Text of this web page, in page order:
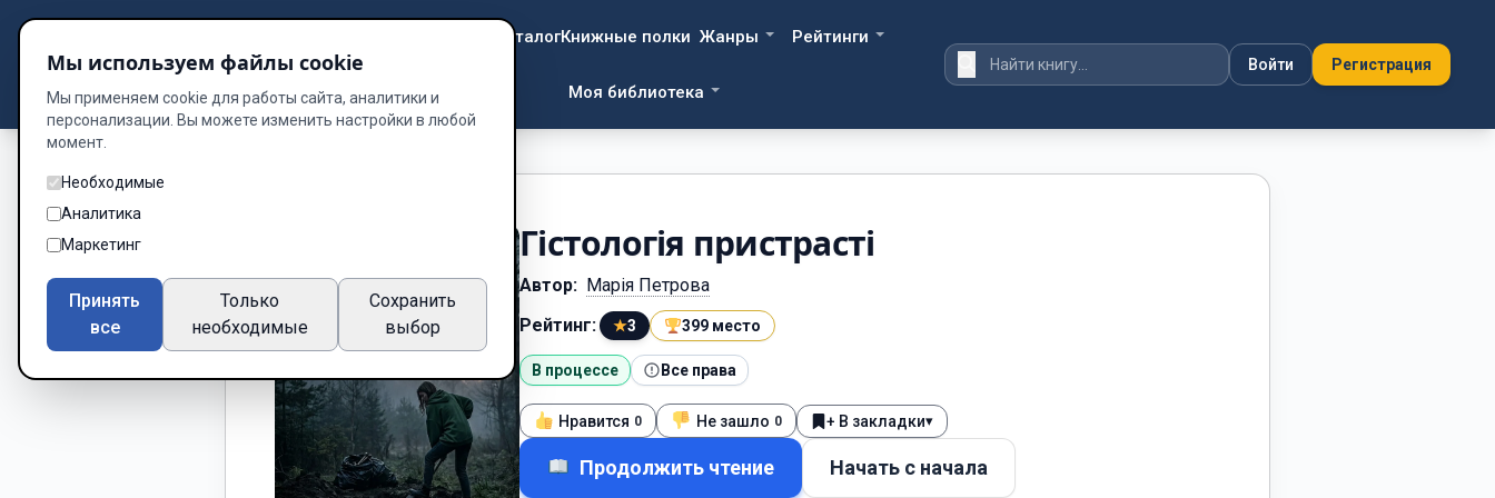
DzenWay Библиотека
КаталогКнижные полки Жанры Рейтинги
Моя библиотека
Войти Регистрация
Гістологія пристрасті
Автор: Марія Петрова
Рейтинг:
★3 399 место
В процессе Все права
Нравится 0 Не зашло 0 + В закладки▾
Продолжить чтение Начать с начала
Мы используем файлы cookie
Мы применяем cookie для работы сайта, аналитики и
персонализации. Вы можете изменить настройки в любой
момент.
Необходимые
Аналитика
Маркетинг
Принять
все
Только
необходимые
Сохранить
выбор